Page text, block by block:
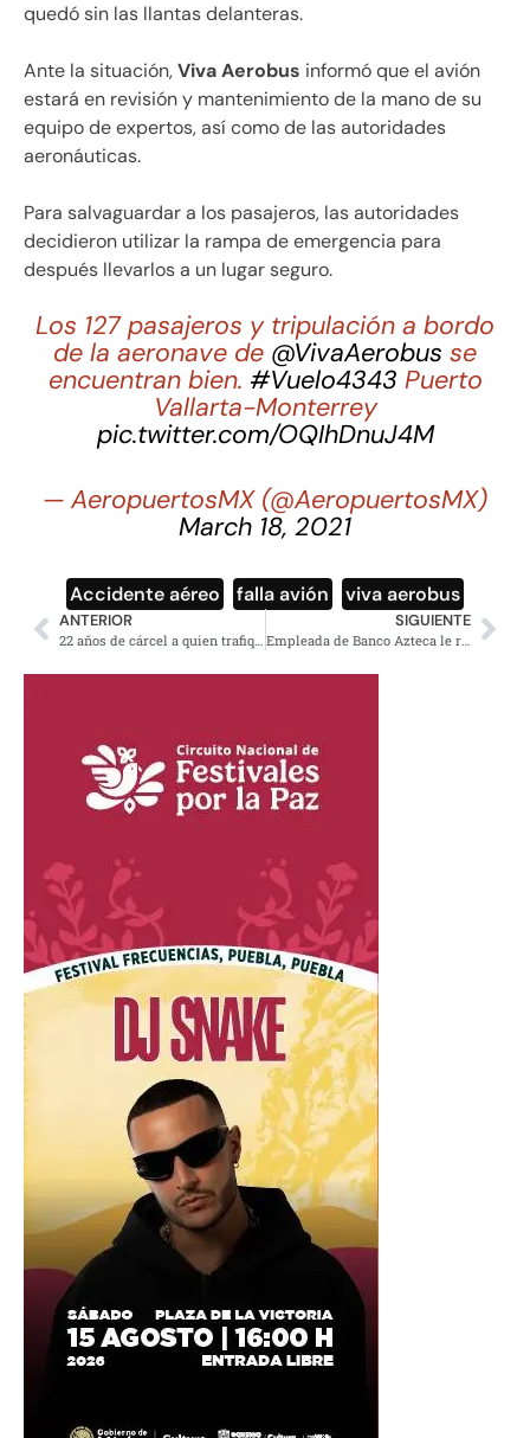
quedó sin las llantas delanteras.
Ante la situación,Viva Aerobus informó que el avión
estará en revisión y mantenimiento de la mano de su
equipo de expertos, así como de las autoridades
aeronáuticas.
Para salvaguardar a los pasajeros, las autoridades
decidieron utilizar la rampa de emergencia para
después llevarlos a un lugar seguro.
Los 127 pasajeros y tripulación a bordo
de la aeronave de @VivaAerobus se
encuentran bien. #Vuelo4343 Puerto
Vallarta-Monterrey
pic.twitter.com/OQIhDnuJ4M
— AeropuertosMX (@AeropuertosMX)
March 18, 2021
Accidente aéreo falla avión viva aerobus
ANTERIOR SIGUIENTE
Empleada de Banco Azteca le robó; se suicidó y ahora buscan regresar el dinero